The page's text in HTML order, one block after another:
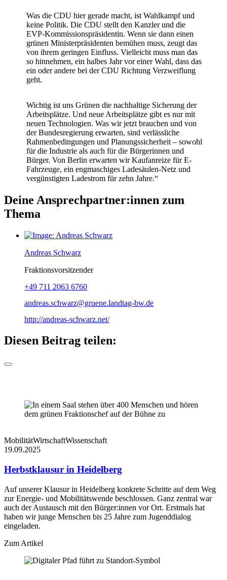
Was die CDU hier gerade macht, ist Wahlkampf und
keine Politik. Die CDU stellt den Kanzler und die
EVP-Kommissionspräsidentin. Wenn sie dann einen
grünen Ministerpräsidenten bemühen muss, zeugt das
von ihrem geringen Einfluss. Vielleicht muss man das
so hinnehmen, ein halbes Jahr vor einer Wahl, dass das
ein oder andere bei der CDU Richtung Verzweiflung
geht.
Wichtig ist uns Grünen die nachhaltige Sicherung der
Arbeitsplätze. Und neue Arbeitsplätze gibt es nur mit
neuen Technologien. Was wir jetzt brauchen und von
der Bundesregierung erwarten, sind verlässliche
Rahmenbedingungen und Planungssicherheit – sowohl
für die Industrie als auch für die Bürgerinnen und
Bürger. Von Berlin erwarten wir Kaufanreize für E-
Fahrzeuge, ein engmaschiges Ladesäulen-Netz und
vergünstigten Ladestrom für zehn Jahre.“
Deine Ansprechpartner:innen zum
Thema
Andreas Schwarz
Fraktionsvorsitzender
+49 711 2063 6760
andreas.schwarz
gruene.landtag-bw de
http://andreas-schwarz.net/
Diesen Beitrag teilen:
MobilitätWirtschaftWissenschaft
19.09.2025
Herbstklausur in Heidelberg
Auf unserer Klausur in Heidelberg konkrete Schritte auf dem Weg
zur Energie- und Mobilitätswende beschlossen. Ganz zentral war
auch der Austausch mit den Bürger:innen vor Ort. Erstmals hat
haben wir junge Menschen bis 25 Jahre zum Jugenddialog
eingeladen.
Zum Artikel